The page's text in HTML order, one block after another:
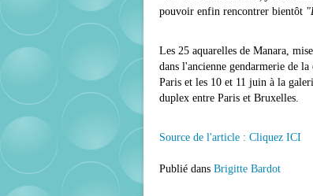
pouvoir enfin rencontrer bientôt
Les 25 aquarelles de Manara,
dans l'ancienne gendarmerie de
Paris et les 10 et 11 juin à la
duplex entre Paris et Bruxelles.
Source de l'article : Cliquez ICI
Publié dans Brigitte Bardot